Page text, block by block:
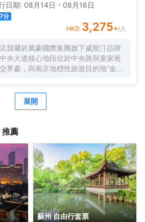
日期: 08月14日 - 08月16日
分
HKD 3,275+/人
隸屬於萬豪國際集團旗下威斯汀品牌
央大道核心地段位於中央路與童家巷
界處，與南京地標性旅遊目的地“金陵
展開
推薦
蘇州 自由行套票